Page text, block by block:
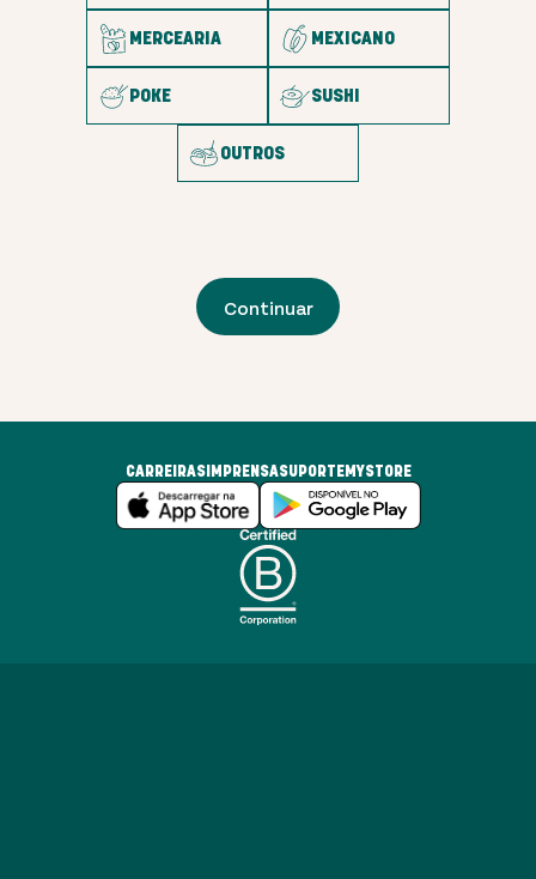
MERCEARIA MEXICANO
POKE SUSHI
OUTROS
Continuar
CARREIRASIMPRENSA SUPORTEMYSTORE